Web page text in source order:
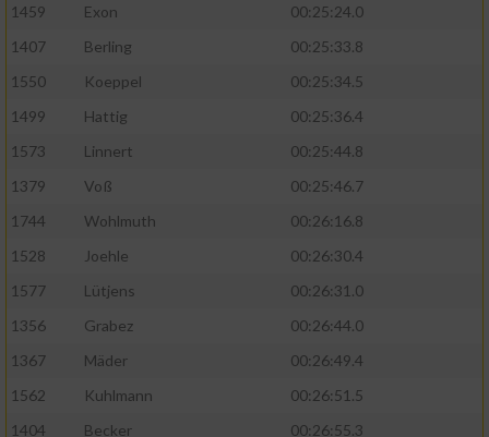
1459
Exon
00:25:24.0
1407
Berling
00:25:33.8
1550
Koeppel
00:25:34.5
1499
Hattig
00:25:36.4
1573
Linnert
00:25:44.8
1379
Voß
00:25:46.7
1744
Wohlmuth
00:26:16.8
1528
Joehle
00:26:30.4
1577
Lütjens
00:26:31.0
1356
Grabez
00:26:44.0
1367
Mäder
00:26:49.4
1562
Kuhlmann
00:26:51.5
1404
Becker
00:26:55.3